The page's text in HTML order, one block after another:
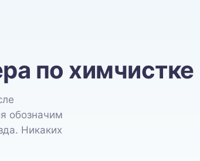
по химчистке
обозначим
Никаких